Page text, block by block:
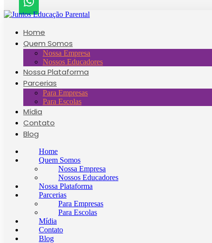
Home
Quem Somos
Nossa Empresa
Nossos Educadores
Nossa Plataforma
Parcerias
Para Empresas
Para Escolas
Mídia
Contato
Blog
Home
Quem Somos
Nossa Empresa
Nossos Educadores
Nossa Plataforma
Parcerias
Para Empresas
Para Escolas
Mídia
Contato
Blog